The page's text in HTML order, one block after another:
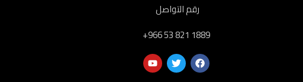
رقم التواصل
‎+966 53 821 1889